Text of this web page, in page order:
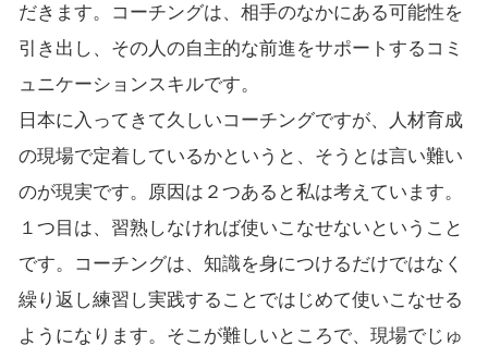
だきます。コーチングは、相手のなかにある可能性を
引き出し、その人の自主的な前進をサポートするコミ
ュニケーションスキルです。
日本に入ってきて久しいコーチングですが、人材育成
の現場で定着しているかというと、そうとは言い難い
のが現実です。原因は２つあると私は考えています。
１つ目は、習熟しなければ使いこなせないということ
です。コーチングは、知識を身につけるだけではなく
繰り返し練習し実践することではじめて使いこなせる
ようになります。そこが難しいところで、現場でじゅ